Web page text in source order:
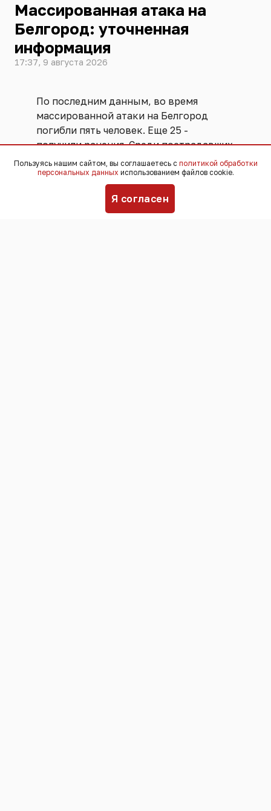
Массированная атака на
Белгород: уточненная
информация
17:37, 9 августа 2026
По последним данным, во время
массированной атаки на Белгород
погибли пять человек. Еще 25 -
получили ранения. Среди пострадавших
двое детей.
госпитализировали, в том числе,
Пользуясь нашим сайтом, вы соглашаетесь с политикой обработки
персональных данных использованием файлов cookie.
Я согласен